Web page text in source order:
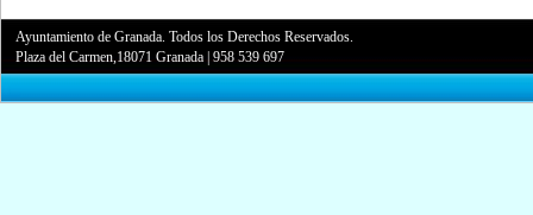
Ayuntamiento de Granada. Todos los Derechos Reservados.
Plaza del Carmen,18071 Granada |958 539 697